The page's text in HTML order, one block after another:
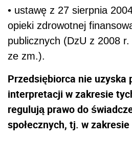
• ustawę z 27 sierpnia
opieki zdrowotnej
publicznych (DzU z 2008
ze zm.).
Przedsiębiorca nie uzyska
interpretacji w zakresie
regulują prawo do
społecznych, tj. w